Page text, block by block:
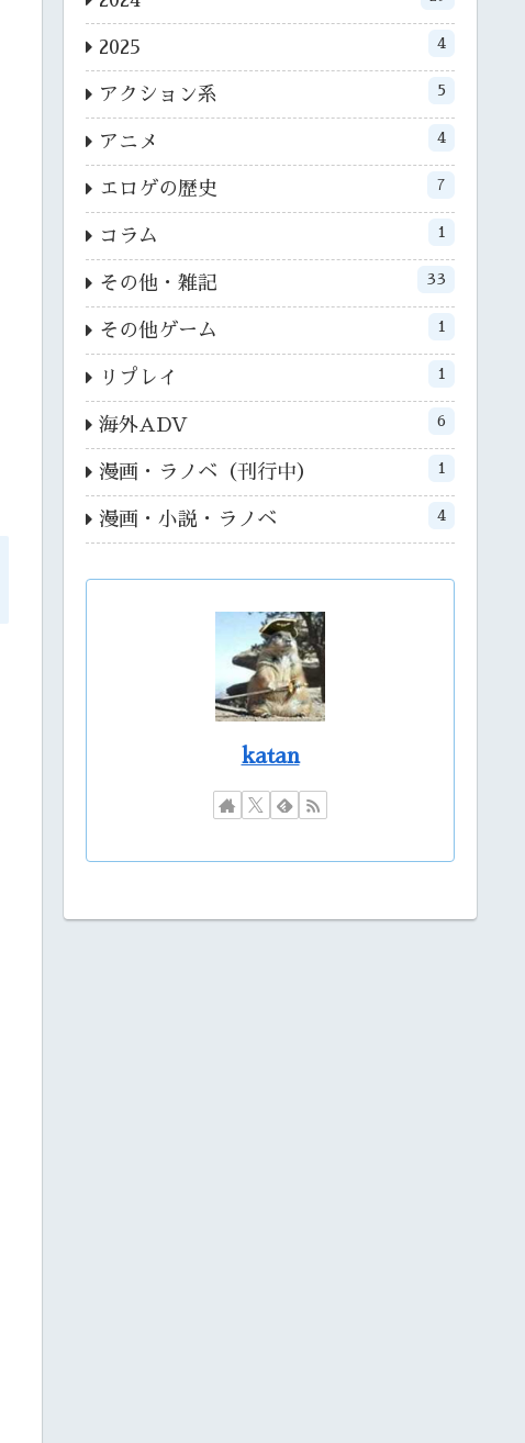
2025 4
アクション系 5
アニメ 4
エロゲの歴史 7
コラム 1
その他・雑記 33
その他ゲーム 1
リプレイ 1
海外ADV 6
漫画・ラノベ（刊行中） 1
漫画・小説・ラノベ 4
katan